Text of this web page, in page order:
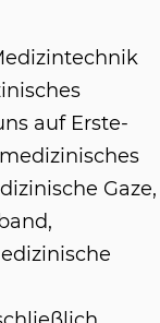
auf Erste-
Gaze,